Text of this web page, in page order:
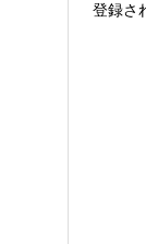
登録さ